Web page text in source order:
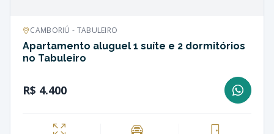
CAMBORIÚ - TABULEIRO
Apartamento aluguel 1 suíte e 2 dormitórios
no Tabuleiro
R$ 4.400